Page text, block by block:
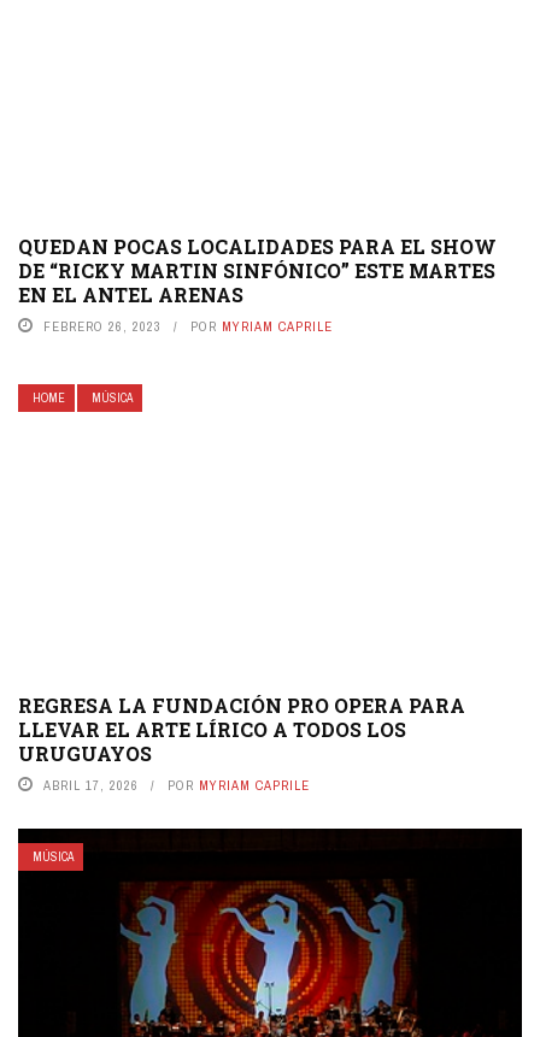
QUEDAN POCAS LOCALIDADES PARA EL SHOW
DE “RICKY MARTIN SINFÓNICO” ESTE MARTES
EN EL ANTEL ARENAS
FEBRERO 26, 2023 POR MYRIAM CAPRILE
HOME MÚSICA
REGRESA LA FUNDACIÓN PRO OPERA PARA
LLEVAR EL ARTE LÍRICO A TODOS LOS
URUGUAYOS
ABRIL 17, 2026 POR MYRIAM CAPRILE
MÚSICA